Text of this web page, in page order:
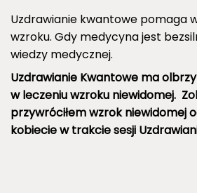
Uzdrawianie kwantowe pomaga
wzroku. Gdy medycyna jest
wiedzy medycznej.
Uzdrawianie Kwantowe ma
w leczeniu wzroku niewidomej.
przywróciłem wzrok niewidomej
kobiecie w trakcie sesji